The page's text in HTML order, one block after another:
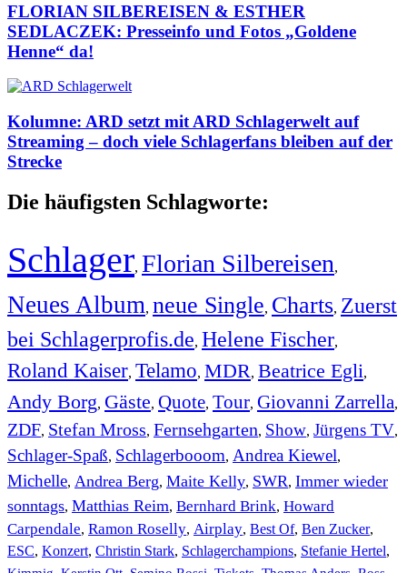
FLORIAN SILBEREISEN & ESTHER
SEDLACZEK: Presseinfo und Fotos „Goldene
Henne“ da!
Kolumne: ARD setzt mit ARD Schlagerwelt auf
Streaming – doch viele Schlagerfans bleiben auf der
Strecke
Die häufigsten Schlagworte:
Schlager, Florian Silbereisen,
Neues Album, neue Single, Charts, Zuerst
bei Schlagerprofis.de, Helene Fischer,
Roland Kaiser, Telamo, MDR, Beatrice Egli,
Andy Borg, Gäste, Quote, Tour, Giovanni Zarrella,
ZDF, Stefan Mross, Fernsehgarten, Show, Jürgens TV,
Schlager-Spaß, Schlagerbooom, Andrea Kiewel,
Michelle, Andrea Berg, Maite Kelly, SWR, Immer wieder
sonntags, Matthias Reim, Bernhard Brink, Howard
Carpendale, Ramon Roselly, Airplay, Best Of, Ben Zucker,
ESC, Konzert, Christin Stark, Schlagerchampions, Stefanie Hertel,